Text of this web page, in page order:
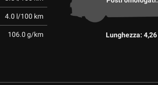
4.0 l/100 km
106.0 g/km Lunghezza: 4,26